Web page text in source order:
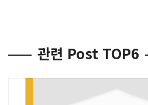
관련 Post TOP6